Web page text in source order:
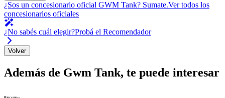
¿Sos un concesionario oficial GWM Tank? Sumate.Ver todos los
concesionarios oficiales
¿No sabés cuál elegir?Probá el Recomendador
Volver
Además de Gwm Tank, te puede interesar